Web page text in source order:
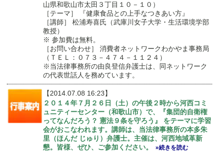
山県和歌山市太田３丁目１０－１０）
［テーマ］ 『健康食品との上手なつきあい方』
［講師］ 松浦寿喜氏（武庫川女子大学・生活環境学部
教授）
※ 参加費は無料。
［お問い合わせ］ 消費者ネットワークわかやま事務局
（ＴＥＬ：０７３－４７４－１１２４）
※当法律事務所の由良登信弁護士は、同ネットワーク
の代表世話人を務めています。
【2014.07.08 16:23】
２０１４年７月２６日（土）の午後２時から河西コミ
ュニティーセンター（和歌山市）で、『集団的自衛権
ってなんだろう？ 憲法９条を守ろう』 をテーマに学習
会がおこなわれます。講師は、当法律事務所の本多朱
里（ほんだ じゅり）弁護士。主催は、河西地域革新
懇。皆様、ぜひ、ご参加ください。
»続きを読む